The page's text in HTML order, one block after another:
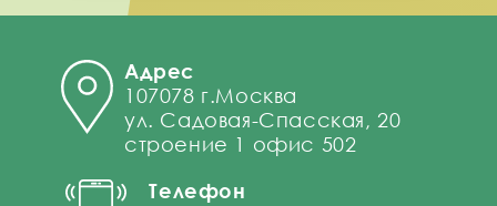
Адрес
107078 г.Москва
ул. Садовая-Спасская, 20
строение 1 офис 502
Телефон